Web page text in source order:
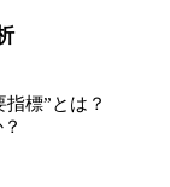
標”とは？